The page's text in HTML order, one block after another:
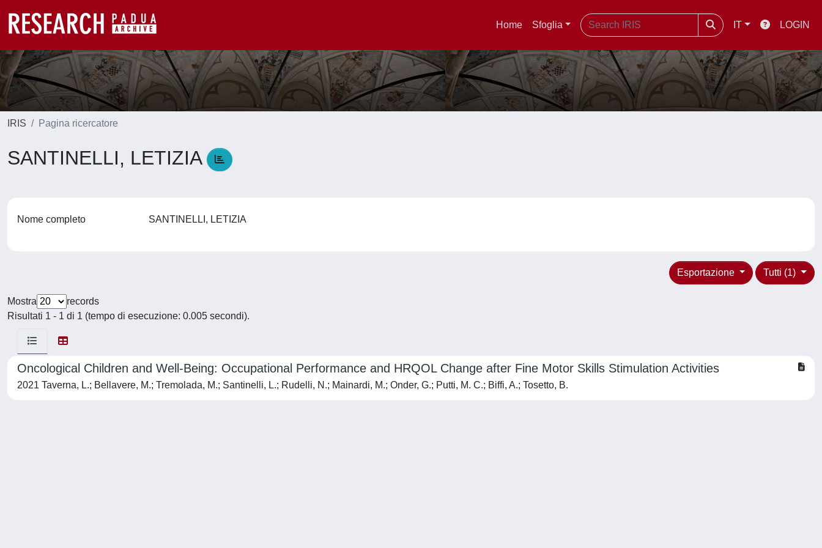
Home Sfoglia IT LOGIN
IRIS Pagina ricercatore
SANTINELLI, LETIZIA
Nome completo SANTINELLI, LETIZIA
Tutti (1)
Esportazione
Mostra
records
Risultati 1 - 1 di 1 (tempo di esecuzione: 0.005 secondi).
Oncological Children and Well-Being: Occupational Performance and HRQOL Change after Fine Motor Skills Stimulation Activities
2021 Taverna, L.; Bellavere, M.; Tremolada, M.; Santinelli, L.; Rudelli, N.; Mainardi, M.; Onder, G.; Putti, M. C.; Biffi, A.; Tosetto, B.